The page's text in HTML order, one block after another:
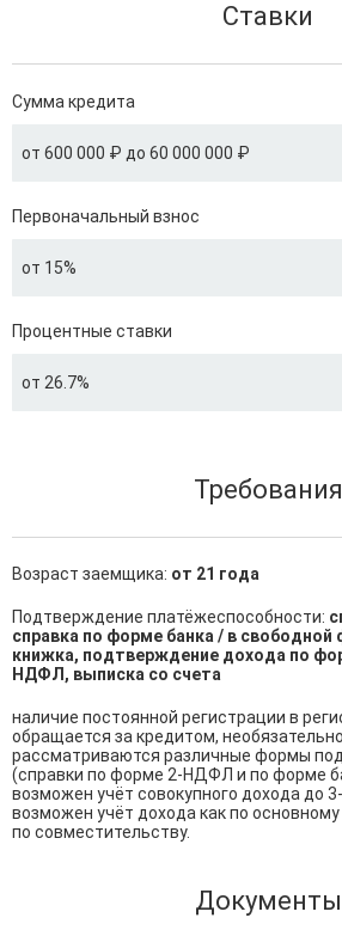
Ставки
Сумма кредита
от 600 000 ₽ до 60 000 000 ₽
Первоначальный взнос
от 15%
Процентные ставки
от 26.7%
Требования
Возраст заемщика: от 21 года
Подтверждение платёжеспособности:
справка по форме банка / в свободной
книжка, подтверждение дохода по
НДФЛ, выписка со счета
наличие постоянной регистрации в
обращается за кредитом,
рассматриваются различные формы
(справки по форме 2-НДФЛ и по форме
возможен учёт совокупного дохода до
возможен учёт дохода как по
по совместительству.
Документы